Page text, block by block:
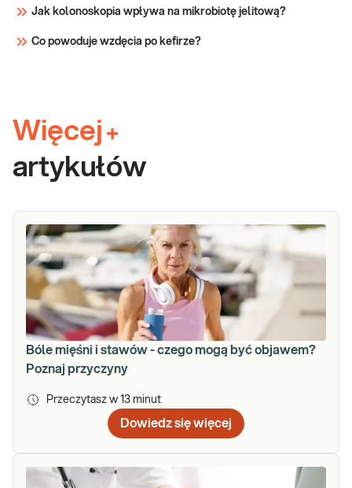
Jak kolonoskopia wpływa na mikrobiotę jelitową?
Co powoduje wzdęcia po kefirze?
Więcej +
artykułów
Bóle mięśni i stawów - czego mogą być objawem?
Poznaj przyczyny
Przeczytasz w 13 minut
Dowiedz się więcej